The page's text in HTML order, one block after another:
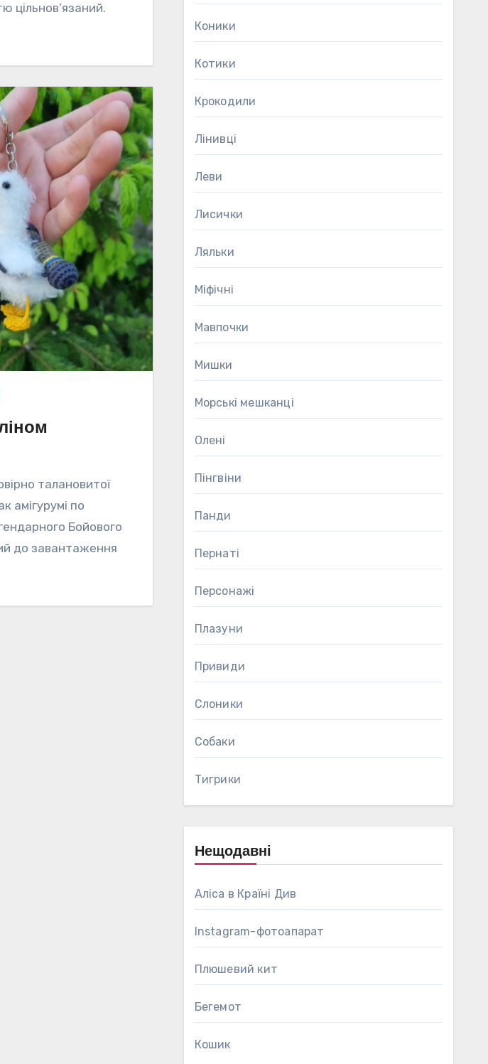
цільнов’язаний.
амігурумі по
Бойового
до завантаження
Коники
Котики
Крокодили
Лінивці
Леви
Лисички
Ляльки
Міфічні
Мавпочки
Мишки
Морські мешканці
Олені
Пінгвіни
Панди
Пернаті
Персонажі
Плазуни
Привиди
Слоники
Собаки
Тигрики
Нещодавні
Аліса в Країні Див
Instagram-фотоапарат
Плюшевий кит
Бегемот
Кошик